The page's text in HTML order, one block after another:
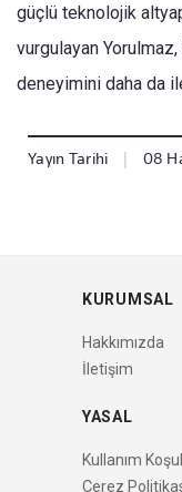
güçlü teknolojik
vurgulayan Yorulmaz,
deneyimini daha da
Yayın Tarihi 08
KURUMSAL
Hakkımızda
İletişim
YASAL
Kullanım
Çerez